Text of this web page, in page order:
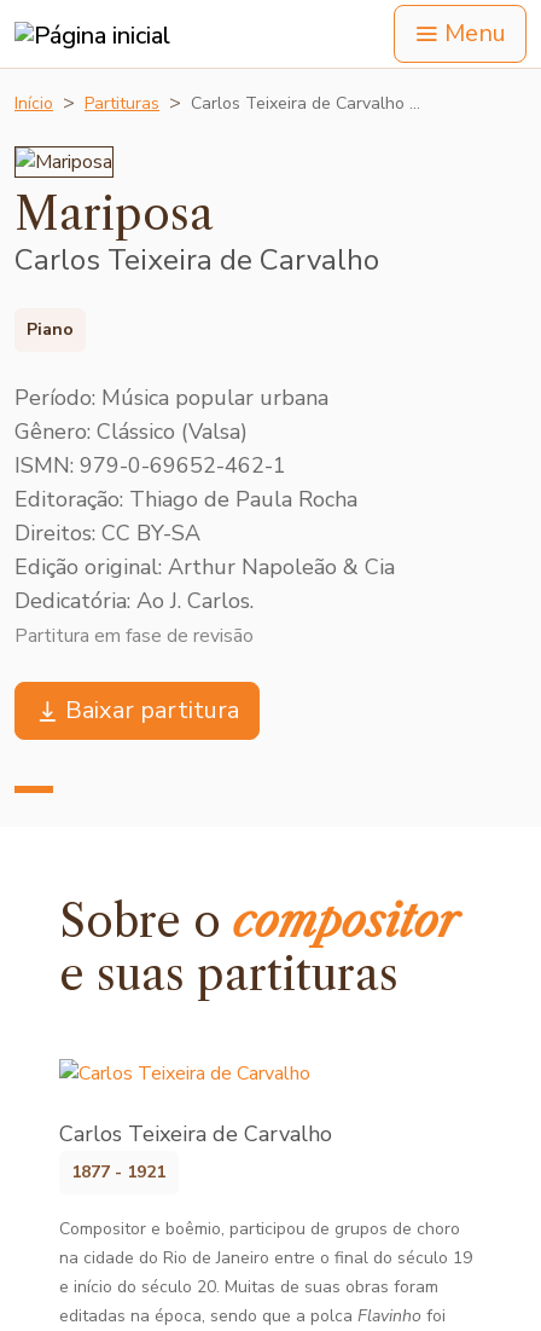
Menu
Início Partituras Carlos Teixeira de Carvalho …
Mariposa
Carlos Teixeira de Carvalho
Piano
Período: Música popular urbana
Gênero: Clássico (Valsa)
ISMN: 979-0-69652-462-1
Editoração: Thiago de Paula Rocha
Direitos: CC BY-SA
Edição original: Arthur Napoleão & Cia
Dedicatória: Ao J. Carlos.
Partitura em fase de revisão
Baixar partitura
Sobre ocompositor
e suas partituras
Carlos Teixeira de Carvalho
1877 - 1921
Compositor e boêmio, participou de grupos de choro
na cidade do Rio de Janeiro entre o final do século 19
e início do século 20. Muitas de suas obras foram
editadas na época, sendo que a polcaFlavinho foi